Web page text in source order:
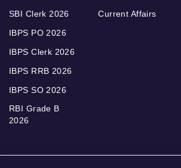
SBI Clerk 2026
IBPS PO 2026
IBPS Clerk 2026
IBPS RRB 2026
IBPS SO 2026
RBI Grade B
2026
Current Affairs